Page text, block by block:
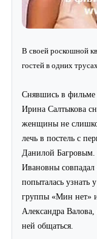
В своей роскошной
гостей в одних трусах
Снявшись в фильме
Ирина Салтыкова
женщины не
лечь в постель с
Данилой Багровым.
Ивановны совпадал
попыталась узнать
группы «Мин нет»
Александра
ней общаться.